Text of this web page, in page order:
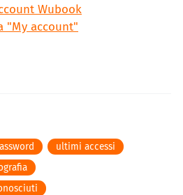
Wubook
"My account"
ultimi accessi